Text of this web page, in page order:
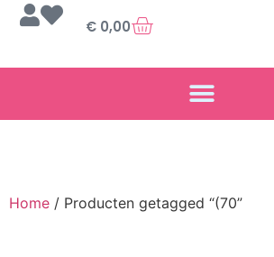
€ 0,00
Home / Producten getagged “(70”